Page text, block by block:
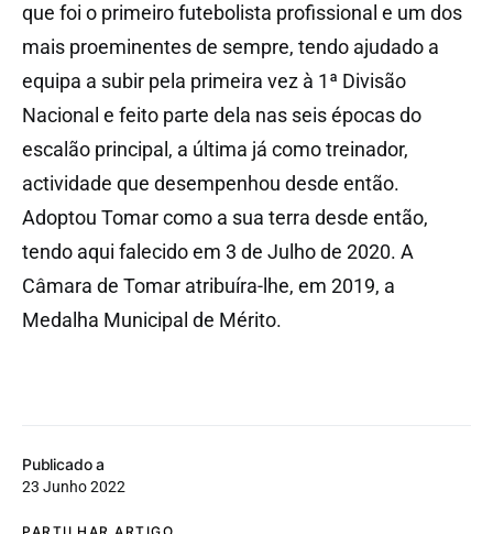
Publicado a
23 Junho 2022
que foi o primeiro futebolista profissional e um dos
mais proeminentes de sempre, tendo ajudado a
equipa a subir pela primeira vez à 1ª Divisão
Nacional e feito parte dela nas seis épocas do
escalão principal, a última já como treinador,
actividade que desempenhou desde então.
Adoptou Tomar como a sua terra desde então,
tendo aqui falecido em 3 de Julho de 2020. A
Câmara de Tomar atribuíra-lhe, em 2019, a
Medalha Municipal de Mérito.